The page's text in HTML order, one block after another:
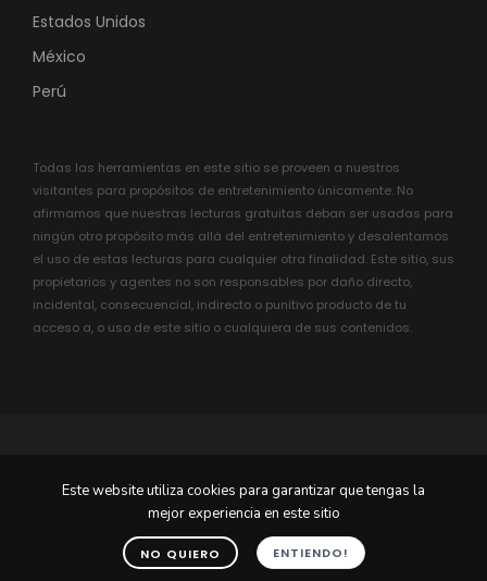
Estados Unidos
México
Perú
Todas las herramientas en este sitio se proveen a nuestros
visitantes para propósitos de entretenimiento únicamente. No
afirmamos que nuestras lecturas gratuitas deban ser usadas para
ningún otro propósito más allá del entretenimiento y desalentamos
el uso de estas lecturas para cualquier otra finalidad. Este sitio, sus
propietarios y agentes no son responsables por daño directo,
incidental, consecuencial, indirecto o punitivo producto de tu
acceso a, o uso de este sitio o cualquiera de sus contenidos.
© 2004-2022 Astro-Logica.com Todos los derechos
Este website utiliza cookies para garantizar que tengas la
mejor experiencia en este sitio
NO QUIERO ENTIENDO!